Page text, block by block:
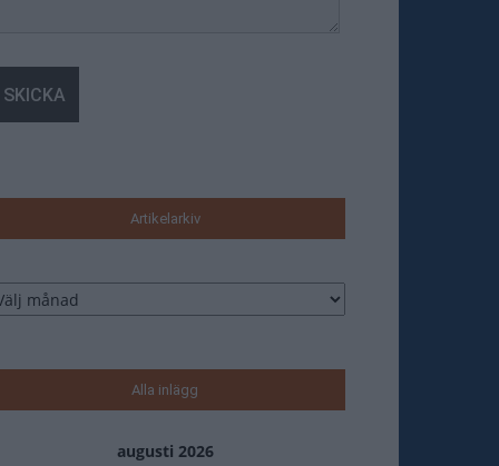
Artikelarkiv
Alla inlägg
augusti 2026